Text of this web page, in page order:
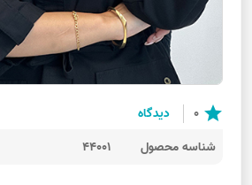
star
0 دیدگاه
شناسه محصول 44001